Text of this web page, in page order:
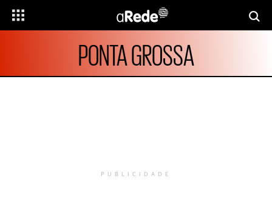
PONTA GROSSA
PUBLICIDADE